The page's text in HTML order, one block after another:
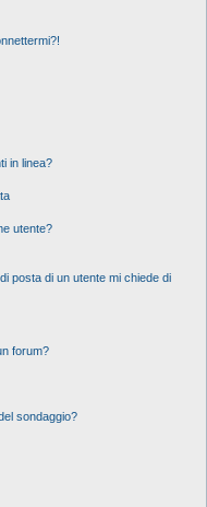
in linea?
utente?
posta di un utente mi chiede di
forum?
sondaggio?